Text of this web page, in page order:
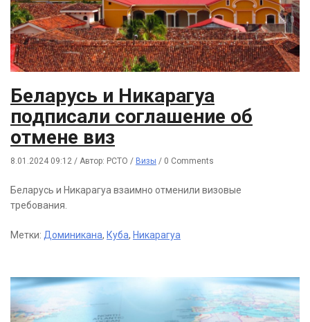
Беларусь и Никарагуа
подписали соглашение об
отмене виз
8.01.2024 09:12 / Автор: РСТО / Визы / 0 Comments
Беларусь и Никарагуа взаимно отменили визовые
требования.
Метки: Доминикана, Куба, Никарагуа